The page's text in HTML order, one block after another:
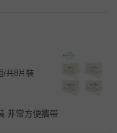
/共8片裝
非常方便攜帶